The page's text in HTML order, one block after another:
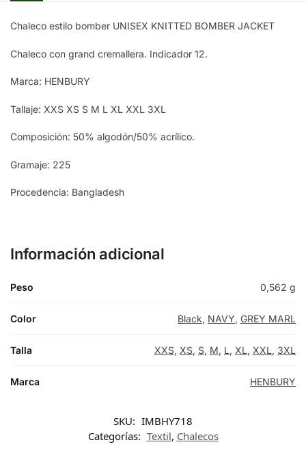
Chaleco estilo bomber UNISEX KNITTED BOMBER JACKET
Chaleco con grand cremallera. Indicador 12.
Marca: HENBURY
Tallaje: XXS XS S M L XL XXL 3XL
Composición: 50% algodón/50% acrílico.
Gramaje: 225
Procedencia: Bangladesh
Información adicional
Peso 0,562 g
Color Black, NAVY, GREY MARL
Talla XXS, XS, S, M, L, XL, XXL, 3XL
Marca HENBURY
SKU: IMBHY718
Categorías: Textil, Chalecos